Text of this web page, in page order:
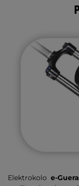
Elektrokolo e-